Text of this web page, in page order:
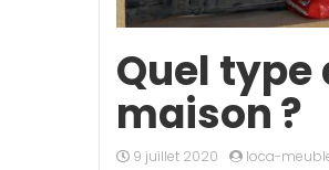
Quel
maison ?
9 juillet 2020 loca-